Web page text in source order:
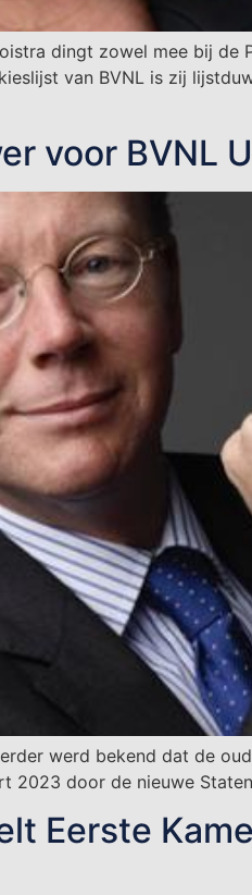
dingt zowel mee bij de
van BVNL is zij
voor BVNL
werd bekend dat de
2023 door de nieuwe
Eerste